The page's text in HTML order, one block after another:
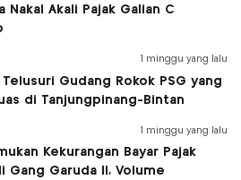
Nakal Akali Pajak Galian C
1 minggu yang lalu
Telusuri Gudang Rokok PSG yang
di Tanjungpinang-Bintan
1 minggu yang lalu
Kekurangan Bayar Pajak
Gang Garuda II, Volume